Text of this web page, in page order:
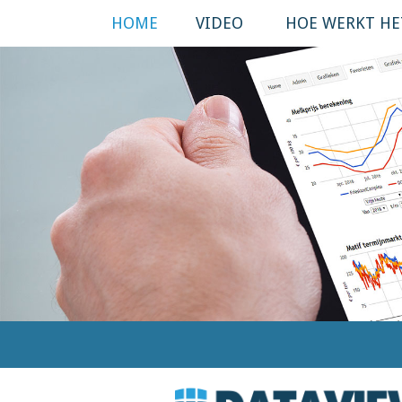
HOE WERKT
VIDEO
HOME